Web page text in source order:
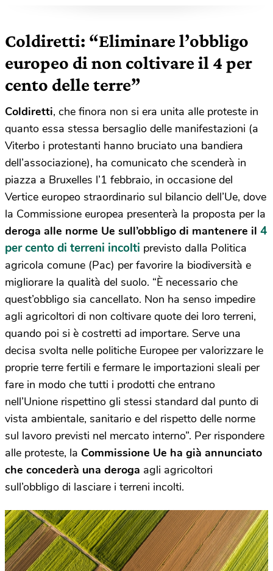
Coldiretti: “Eliminare l’obbligo
europeo di non coltivare il 4 per
cento delle terre”
Coldiretti, che finora non si era unita alle proteste in
quanto essa stessa bersaglio delle manifestazioni (a
Viterbo i protestanti hanno bruciato una bandiera
dell’associazione), ha comunicato che scenderà in
piazza a Bruxelles l’1 febbraio, in occasione del
Vertice europeo straordinario sul bilancio dell’Ue, dove
la Commissione europea presenterà la proposta per la
deroga alle norme Ue sull’obbligo di mantenere il 4
per cento di terreni incolti previsto dalla Politica
agricola comune (Pac) per favorire la biodiversità e
migliorare la qualità del suolo. “È necessario che
quest’obbligo sia cancellato. Non ha senso impedire
agli agricoltori di non coltivare quote dei loro terreni,
quando poi si è costretti ad importare. Serve una
decisa svolta nelle politiche Europee per valorizzare le
proprie terre fertili e fermare le importazioni sleali per
fare in modo che tutti i prodotti che entrano
nell’Unione rispettino gli stessi standard dal punto di
vista ambientale, sanitario e del rispetto delle norme
sul lavoro previsti nel mercato interno”. Per rispondere
alle proteste, la Commissione Ue ha già annunciato
che concederà una deroga agli agricoltori
sull’obbligo di lasciare i terreni incolti.